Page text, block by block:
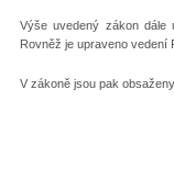
Výše uvedený zákon dále
Rovněž je upraveno vedení
V zákoně jsou pak